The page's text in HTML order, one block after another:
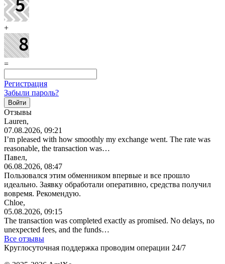
+
=
Регистрация
Забыли пароль?
Отзывы
Lauren,
07.08.2026, 09:21
I’m pleased with how smoothly my exchange went. The rate was
reasonable, the transaction was…
Павел,
06.08.2026, 08:47
Пользовался этим обменником впервые и все прошло
идеально. Заявку обработали оперативно, средства получил
вовремя. Рекомендую.
Chloe,
05.08.2026, 09:15
The transaction was completed exactly as promised. No delays, no
unexpected fees, and the funds…
Все отзывы
Круглосуточная поддержка проводим операции 24/7